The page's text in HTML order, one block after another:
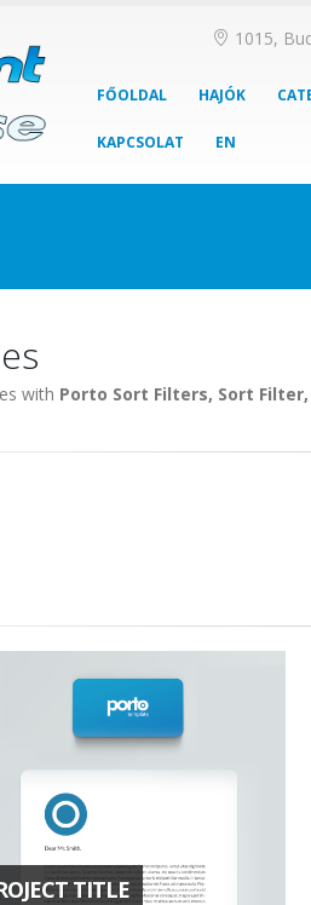
1015,
FŐOLDAL HAJÓK
KAPCSOLAT EN
with Porto Sort Filters, Sort
TITLE